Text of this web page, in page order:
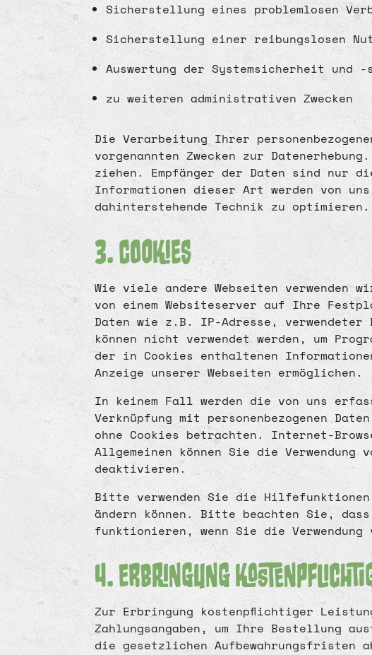
Sicherstellung eines problemlosen
Sicherstellung einer reibungslosen
Auswertung der Systemsicherheit
zu weiteren administrativen Zwecken
Die Verarbeitung Ihrer
vorgenannten Zwecken zur
ziehen. Empfänger der Daten sind nur
Informationen dieser Art werden von
dahinterstehende Technik zu optimieren.
3. Cookies
Wie viele andere Webseiten verwenden
von einem Websiteserver auf Ihre
Daten wie z.B. IP-Adresse,
können nicht verwendet werden, um
der in Cookies enthaltenen
Anzeige unserer Webseiten ermöglichen.
In keinem Fall werden die von uns
Verknüpfung mit personenbezogenen
ohne Cookies betrachten. Internet-
Allgemeinen können Sie die
deaktivieren.
Bitte verwenden Sie die
ändern können. Bitte beachten Sie,
funktionieren, wenn Sie die
4. Erbringung
Zur Erbringung kostenpflichtiger
Zahlungsangaben, um Ihre Bestellung
die gesetzlichen Aufbewahrungsfristen